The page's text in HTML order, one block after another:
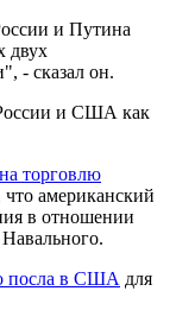
и Путина
двух
- сказал он.
и США как
торговлю
что американский
в отношении
посла в США для